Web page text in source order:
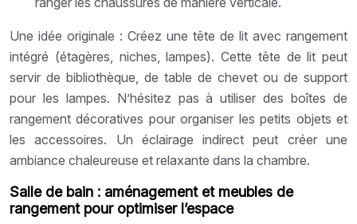
Une idée originale : Créez une tête de lit avec rangement
intégré (étagères, niches, lampes). Cette tête de lit peut
servir de bibliothèque, de table de chevet ou de support
pour les lampes. N’hésitez pas à utiliser des boîtes de
rangement décoratives pour organiser les petits objets et
les accessoires. Un éclairage indirect peut créer une
ambiance chaleureuse et relaxante dans la chambre.
Salle de bain : aménagement et meubles de
rangement pour optimiser l’espace